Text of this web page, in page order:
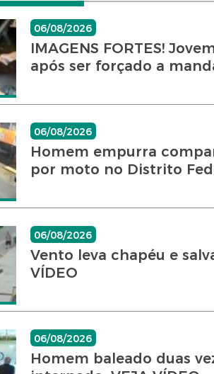
06/08/2026
IMAGENS FORTES!
após ser forçado a
06/08/2026
Homem empurra
por moto no Distrito
06/08/2026
Vento leva chapéu e
VÍDEO
06/08/2026
Homem baleado duas